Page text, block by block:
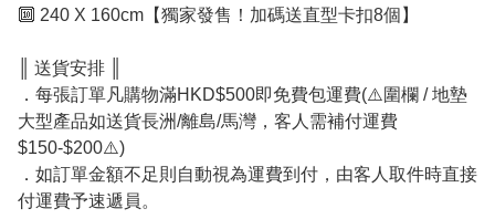
🔟 240 X 160cm【獨家發售！加碼送直型卡扣8個】
║ 送貨安排 ║
．每張訂單凡購物滿HKD$500即免費包運費(⚠️圍欄 / 地墊
大型產品如送貨長洲/離島/馬灣，客人需補付運費
$150-$200⚠️)
．如訂單金額不足則自動視為運費到付，由客人取件時直接
付運費予速遞員。